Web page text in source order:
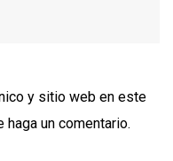
y sitio web en este
haga un comentario.